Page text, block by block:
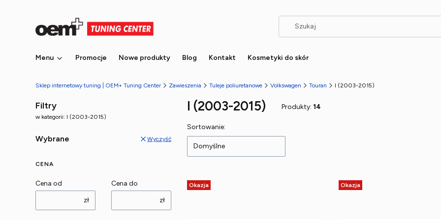
Menu Promocje Nowe produkty Blog Kontakt Kosmetyki do skór
Sklep internetowy tuning | OEM+ Tuning Center Zawieszenia Tuleje poliuretanowe Volkswagen Touran I (2003-2015)
Filtry
w kategorii: I (2003-2015)
Wybrane Wyczyść
CENA
Cena od
zł
Cena do
zł
I (2003-2015) Produkty: 14
Lista produktów
Sortowanie:
Domyślne
Okazja Okazja